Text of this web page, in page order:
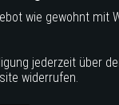
wie gewohnt mit
jederzeit über
widerrufen.